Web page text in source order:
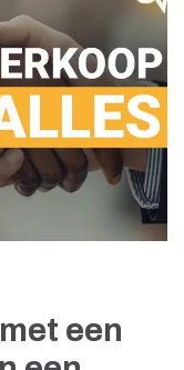
een